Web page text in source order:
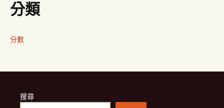
分類
分數
搜尋